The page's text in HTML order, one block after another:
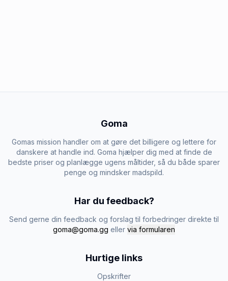
Goma
Gomas mission handler om at gøre det billigere og lettere for
danskere at handle ind. Goma hjælper dig med at finde de
bedste priser og planlægge ugens måltider, så du både sparer
penge og mindsker madspild.
Har du feedback?
Send gerne din feedback og forslag til forbedringer direkte til
goma@goma.gg eller via formularen
Hurtige links
Opskrifter